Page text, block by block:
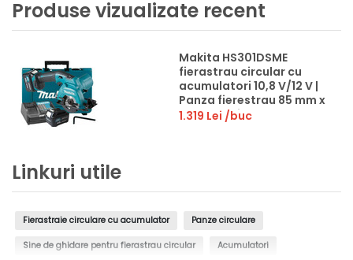
Produse vizualizate recent
Makita HS301DSME
fierastrau circular cu
acumulatori 10,8 V/12 V |
Panza fierestrau 85 mm x
15 mm | Taiere max 25,5
1.319 Lei /buc
Linkuri utile
Fierastraie circulare cu acumulator Panze circulare
Sine de ghidare pentru fierastrau circular Acumulatori